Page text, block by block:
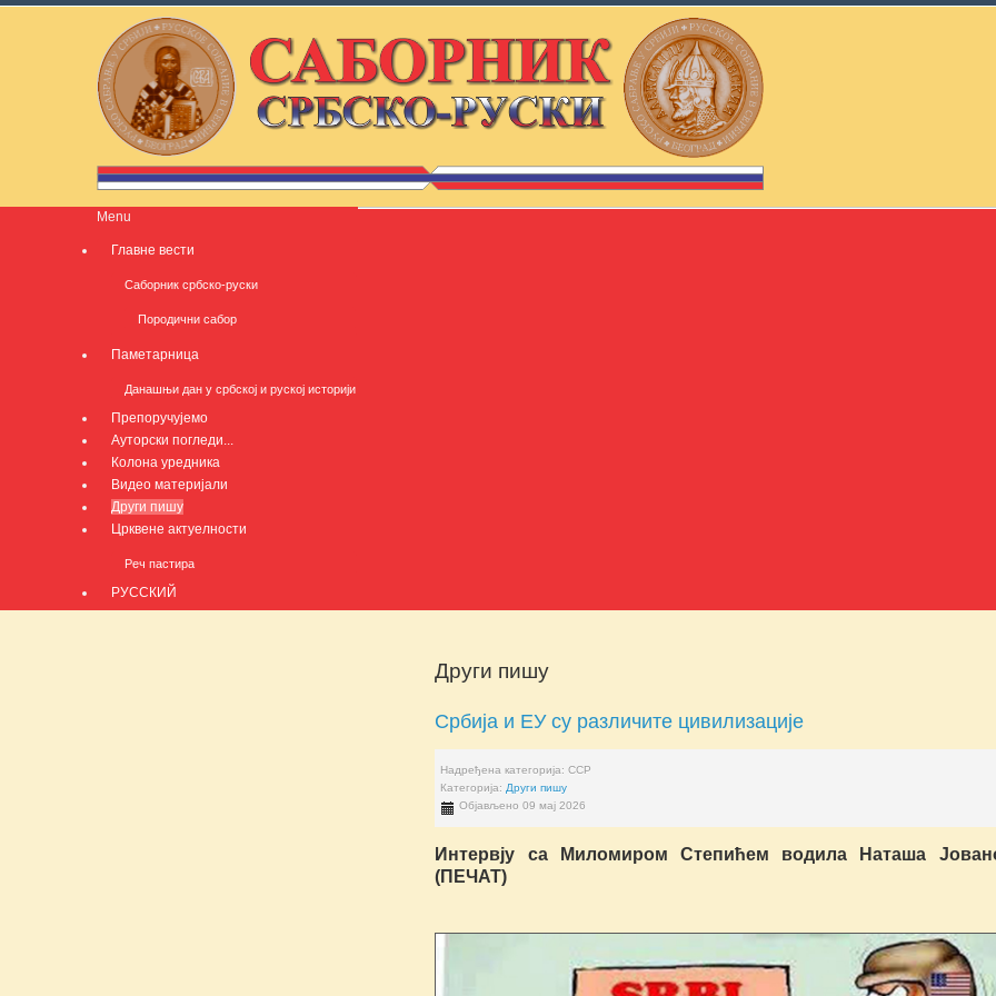
Menu
Главне вести
Саборник србско-руски
Породични сабор
Паметарница
Данашњи дан у србској и руској историји
Препоручујемо
Ауторски погледи...
Колона уредника
Видео материјали
Други пишу
Црквене актуелности
Реч пастира
РУССКИЙ
Други пишу
Србија и ЕУ су различите цивилизације
Надређена категорија:ССР
Категорија: Други пишу
Објављено 09 мај 2026
Интервју са Миломиром Степићем водила Наташа
(ПЕЧАТ)